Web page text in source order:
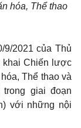
hóa, Thể thao
9/2021 của Thủ
khai Chiến lược
Thể thao và
giai đoạn
với những nội